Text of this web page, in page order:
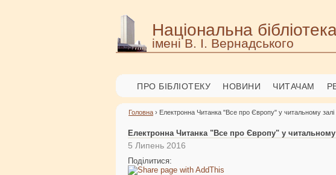
Національна
імені В. І. Вернадського
ПРО БІБЛІОТЕКУ НОВИНИ ЧИТАЧАМ
Головна › Електронна Читанка "Все про Європу" у читальному
Електронна Читанка "Все про Європу" у читальному
5 Липень 2016
Поділитися: